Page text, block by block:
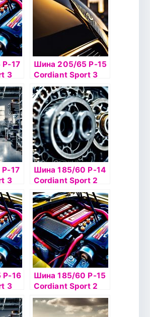
17
3
Шина 205/65 Р-15
Cordiant Sport 3
94V б/к
17
3
Шина 185/60 Р-14
Cordiant Sport 2
М-О 82H б/к
Р-16
3
Шина 185/60 Р-15
Cordiant Sport 2
PS-501 84Н б/к